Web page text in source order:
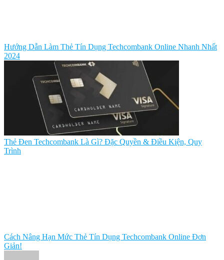
Hướng Dẫn Làm Thẻ Tín Dụng Techcombank Online Nhanh Nhất
2024
Thẻ Đen Techcombank Là Gì? Đặc Quyền & Điều Kiện, Quy
Trình
Cách Nâng Hạn Mức Thẻ Tín Dụng Techcombank Online Đơn
Giản!